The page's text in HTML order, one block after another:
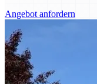
Angebot anfordern